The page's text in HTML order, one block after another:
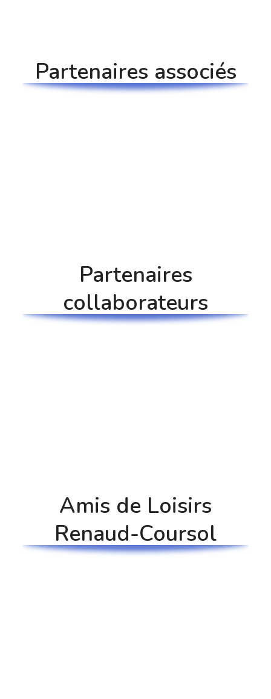
Partenaires associés
Partenaires
collaborateurs
Amis de Loisirs
Renaud-Coursol